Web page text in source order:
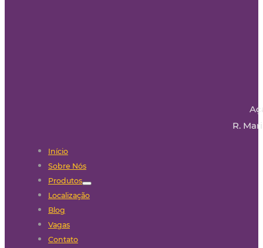
R.
Início
Sobre Nós
Produtos
Localização
Blog
Vagas
Contato